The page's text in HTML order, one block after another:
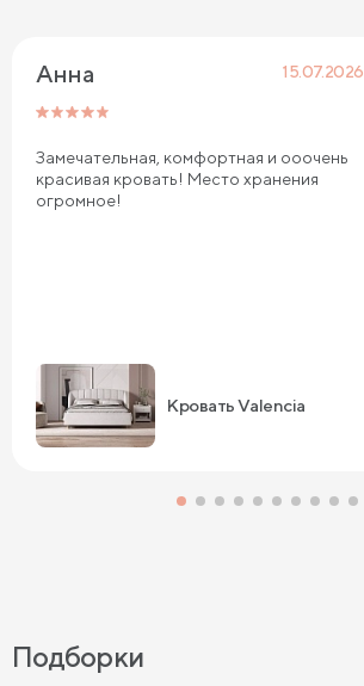
Анна 15.07.2026
Замечательная, комфортная и ооочень
красивая кровать! Место хранения
огромное!
Кровать Valencia
Подборки